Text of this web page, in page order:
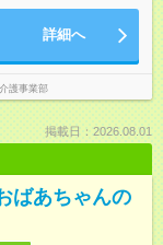
詳細へ
護事業部
掲載日：2026.08.01
ばあちゃんの